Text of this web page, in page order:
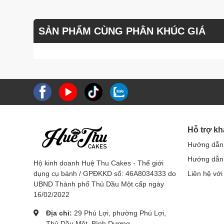
SẢN PHẨM CÙNG PHÂN KHÚC GIÁ
Hộ kinh doanh Huệ Thu Cakes - Thế giới
dụng cụ bánh / GPĐKKD số: 46A8034333 do
UBND Thành phố Thủ Dầu Một cấp ngày
16/02/2022
Địa chỉ: 29 Phú Lợi, phường Phú Lợi,
Hỗ trợ
Hướng
Hướng
Liên hệ